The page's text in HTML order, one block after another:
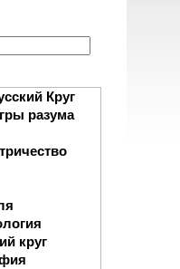
Круг
разума
круг